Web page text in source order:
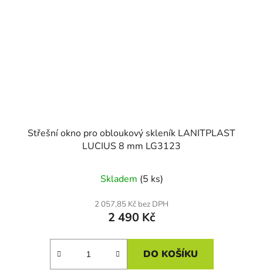
Střešní okno pro obloukový skleník LANITPLAST
LUCIUS 8 mm LG3123
Skladem (5 ks)
2 057,85 Kč bez DPH
2 490 Kč
DO KOŠÍKU